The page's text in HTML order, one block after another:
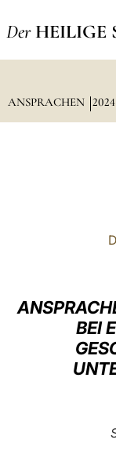
Der HEILIGE
ANSPRACHEN 2024
BEI